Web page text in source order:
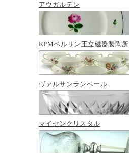
アウガルテン
KPMベルリン王立磁器製陶所
ヴァルサンランベール
マイセンクリスタル